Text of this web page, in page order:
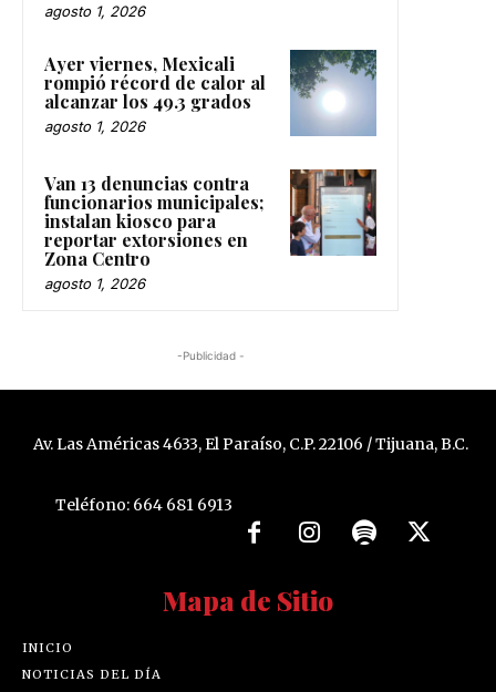
agosto 1, 2026
Ayer viernes, Mexicali
rompió récord de calor al
alcanzar los 49.3 grados
agosto 1, 2026
Van 13 denuncias contra
funcionarios municipales;
instalan kiosco para
reportar extorsiones en
Zona Centro
agosto 1, 2026
-Publicidad -
Av. Las Américas 4633, El Paraíso, C.P. 22106 / Tijuana, B.C.
Teléfono: 664 681 6913
Mapa de Sitio
INICIO
NOTICIAS DEL DÍA